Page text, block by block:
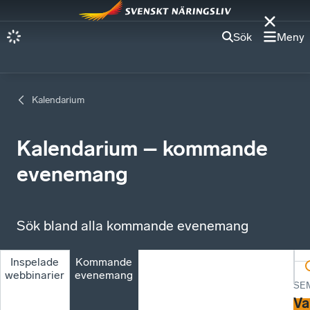
Sök Meny
Kalendarium
Kalendarium – kommande
evenemang
Sök bland alla kommande evenemang
Inspelade
webbinarier
Kommande
evenemang